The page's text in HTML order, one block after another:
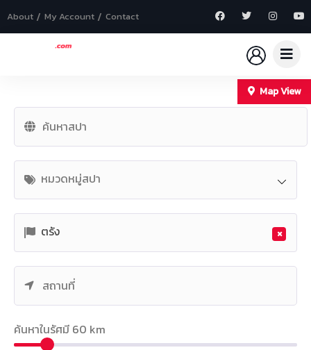
About My Account Contact
Map View
หมวดหมู่สปา
×
ตรัง
ค้นหาในรัศมี 60 km
−